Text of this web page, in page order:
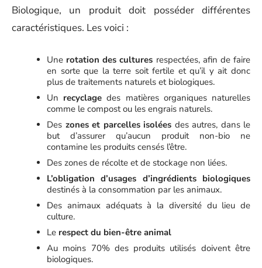
Biologique, un produit doit posséder différentes
caractéristiques. Les voici :
Une rotation des cultures respectées, afin de faire
en sorte que la terre soit fertile et qu’il y ait donc
plus de traitements naturels et biologiques.
Un recyclage des matières organiques naturelles
comme le compost ou les engrais naturels.
Des zones et parcelles isolées des autres, dans le
but d’assurer qu’aucun produit non-bio ne
contamine les produits censés l’être.
Des zones de récolte et de stockage non liées.
L’obligation d’usages d’ingrédients biologiques
destinés à la consommation par les animaux.
Des animaux adéquats à la diversité du lieu de
culture.
Le respect du bien-être animal
Au moins 70% des produits utilisés doivent être
biologiques.